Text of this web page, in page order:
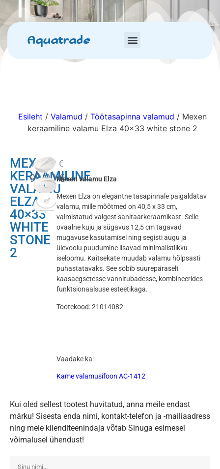
Aquatrade
Esileht / Valamud / Töötasapinna valamud / Mexen
keraamiline valamu Elza 40×33 white stone 2
MEXEN
KERAAMILINE
VALAMU
ELZA
40×33
WHITE
STONE
2
120.00€
99.00€
Mexen valamu Elza
Mexen Elza on elegantne tasapinnale paigaldatav
valamu, mille mõõtmed on 40,5 x 33 cm,
valmistatud valgest sanitaarkeraamikast. Selle
ovaalne kuju ja sügavus 12,5 cm tagavad
mugavuse kasutamisel ning segisti augu ja
ülevoolu puudumine lisavad minimalistlikku
iseloomu. Kaitsekate muudab valamu hõlpsasti
puhastatavaks. See sobib suurepäraselt
kaasaegsetesse vannitubadesse, kombineerides
funktsionaalsuse esteetikaga.
Tootekood: 21014082
Vaadake ka:
Kame valamusifoon AC-1412
Kui oled sellest tootest huvitatud, anna meile endast
märku! Sisesta enda nimi, kontakt-telefon ja -mailiaadress
ning meie klienditeenindaja võtab Sinuga esimesel
võimalusel ühendust!